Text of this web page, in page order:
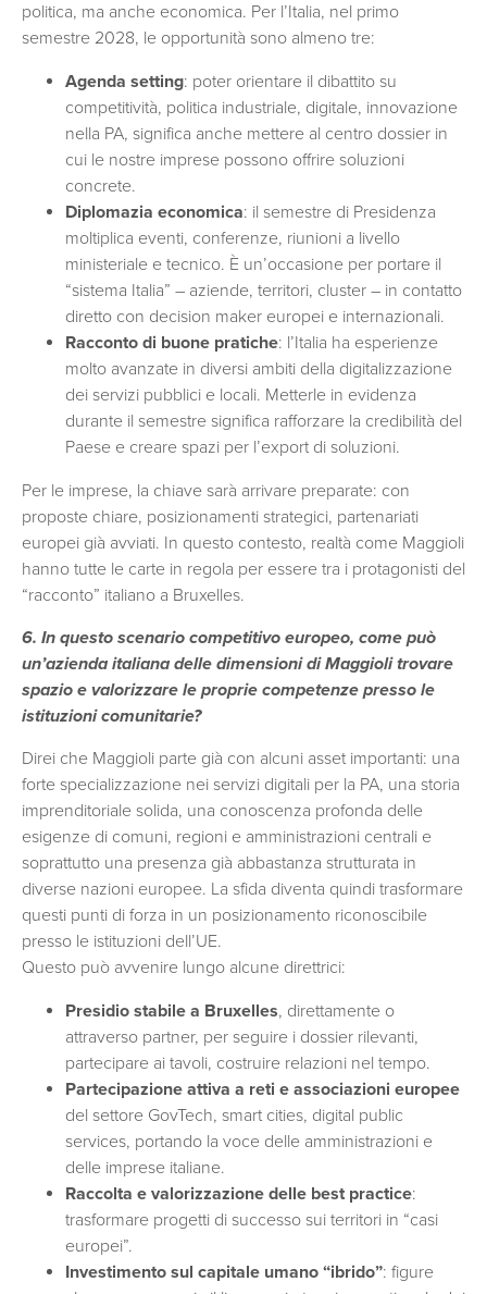
politica, ma anche economica. Per l’Italia, nel primo
semestre 2028, le opportunità sono almeno tre:
Agenda setting: poter orientare il dibattito su
competitività, politica industriale, digitale, innovazione
nella PA, significa anche mettere al centro dossier in
cui le nostre imprese possono offrire soluzioni
concrete.
Diplomazia economica: il semestre di Presidenza
moltiplica eventi, conferenze, riunioni a livello
ministeriale e tecnico. È un’occasione per portare il
“sistema Italia” – aziende, territori, cluster – in contatto
diretto con decision maker europei e internazionali.
Racconto di buone pratiche: l’Italia ha esperienze
molto avanzate in diversi ambiti della digitalizzazione
dei servizi pubblici e locali. Metterle in evidenza
durante il semestre significa rafforzare la credibilità del
Paese e creare spazi per l’export di soluzioni.
Per le imprese, la chiave sarà arrivare preparate: con
proposte chiare, posizionamenti strategici, partenariati
europei già avviati. In questo contesto, realtà come Maggioli
hanno tutte le carte in regola per essere tra i protagonisti del
“racconto” italiano a Bruxelles.
6. In questo scenario competitivo europeo, come può
un’azienda italiana delle dimensioni di Maggioli trovare
spazio e valorizzare le proprie competenze presso le
istituzioni comunitarie?
Direi che Maggioli parte già con alcuni asset importanti: una
forte specializzazione nei servizi digitali per la PA, una storia
imprenditoriale solida, una conoscenza profonda delle
esigenze di comuni, regioni e amministrazioni centrali e
soprattutto una presenza già abbastanza strutturata in
diverse nazioni europee. La sfida diventa quindi trasformare
questi punti di forza in un posizionamento riconoscibile
presso le istituzioni dell’UE.
Questo può avvenire lungo alcune direttrici:
Presidio stabile a Bruxelles, direttamente o
attraverso partner, per seguire i dossier rilevanti,
partecipare ai tavoli, costruire relazioni nel tempo.
Partecipazione attiva a reti e associazioni europee
del settore GovTech, smart cities, digital public
services, portando la voce delle amministrazioni e
delle imprese italiane.
Raccolta e valorizzazione delle best practice:
trasformare progetti di successo sui territori in “casi
europei”.
Investimento sul capitale umano “ibrido”: figure